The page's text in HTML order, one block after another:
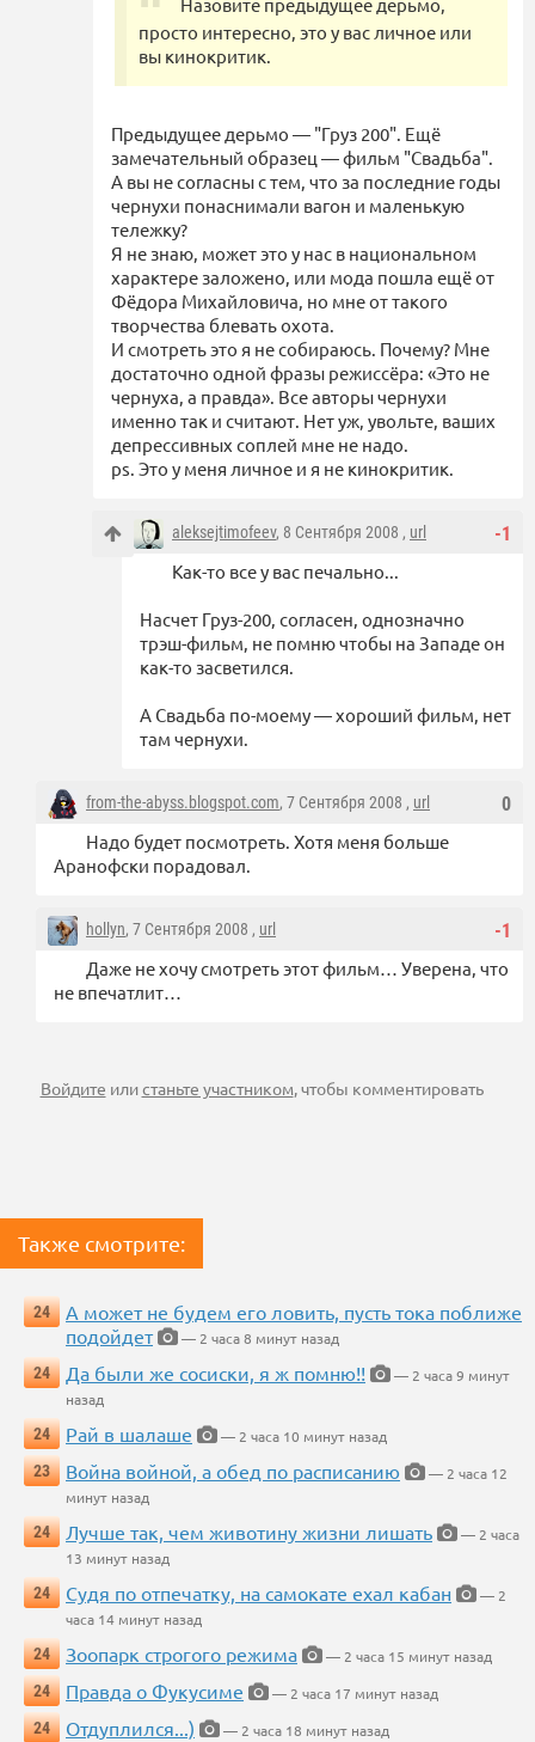
просто интересно, это у вас личное или
вы кинокритик.
Предыдущее дерьмо — "Груз 200". Ещё
замечательный образец — фильм "Свадьба".
А вы не согласны с тем, что за последние годы
чернухи понаснимали вагон и маленькую
тележку?
Я не знаю, может это у нас в национальном
характере заложено, или мода пошла ещё от
Фёдора Михайловича, но мне от такого
творчества блевать охота.
И смотреть это я не собираюсь. Почему? Мне
достаточно одной фразы режиссёра: «Это не
чернуха, а правда». Все авторы чернухи
именно так и считают. Нет уж, увольте, ваших
депрессивных соплей мне не надо.
ps. Это у меня личное и я не кинокритик.
-1
aleksejtimofeev, 8 Сентября 2008 , url
Как-то все у вас печально...
Насчет Груз-200, согласен, однозначно
трэш-фильм, не помню чтобы на Западе он
как-то засветился.
А Свадьба по-моему — хороший фильм, нет
там чернухи.
0
from-the-abyss.blogspot.com, 7 Сентября 2008 , url
Надо будет посмотреть. Хотя меня больше
Аранофски порадовал.
-1
hollyn, 7 Сентября 2008 , url
Даже не хочу смотреть этот фильм… Уверена, что
не впечатлит…
Войдите илистаньте участником, чтобы комментировать
Также смотрите:
24
А может не будем его ловить, пусть тока поближе
подойдет
— 2 часа 8 минут назад
24
Да были же сосиски, я ж помню!!
— 2 часа 9 минут
назад
24
Рай в шалаше
— 2 часа 10 минут назад
23
Война войной, а обед по расписанию
— 2 часа 12
минут назад
24
Лучше так, чем животину жизни лишать
— 2 часа
13 минут назад
24
Судя по отпечатку, на самокате ехал кабан
— 2
часа 14 минут назад
24
Зоопарк строгого режима
— 2 часа 15 минут назад
24
Правда о Фукусиме
— 2 часа 17 минут назад
24
Отдуплился...)
— 2 часа 18 минут назад